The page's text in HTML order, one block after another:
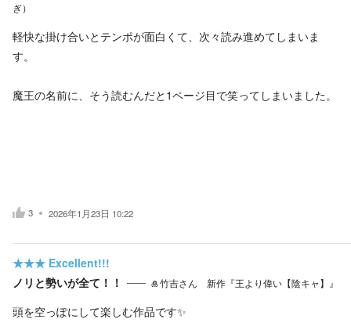
ぎ）
軽快な掛け合いとテンポが面白くて、次々読み進めてしまいま
す。
魔王の名前に、そう読むんだと1ページ目で笑ってしまいました。
3 2026年1月23日 10:22
★★★ Excellent!!!
ノリと勢いが全て！！
🎍竹吉さん 新作『王より偉い【陰キャ】』
頭を空っぽにして楽しむ作品です✨